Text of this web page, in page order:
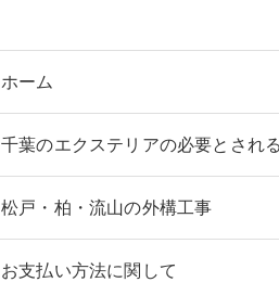
ホーム
千葉のエクステリアの必要とされ
松戸・柏・流山の外構工事
お支払い方法に関して